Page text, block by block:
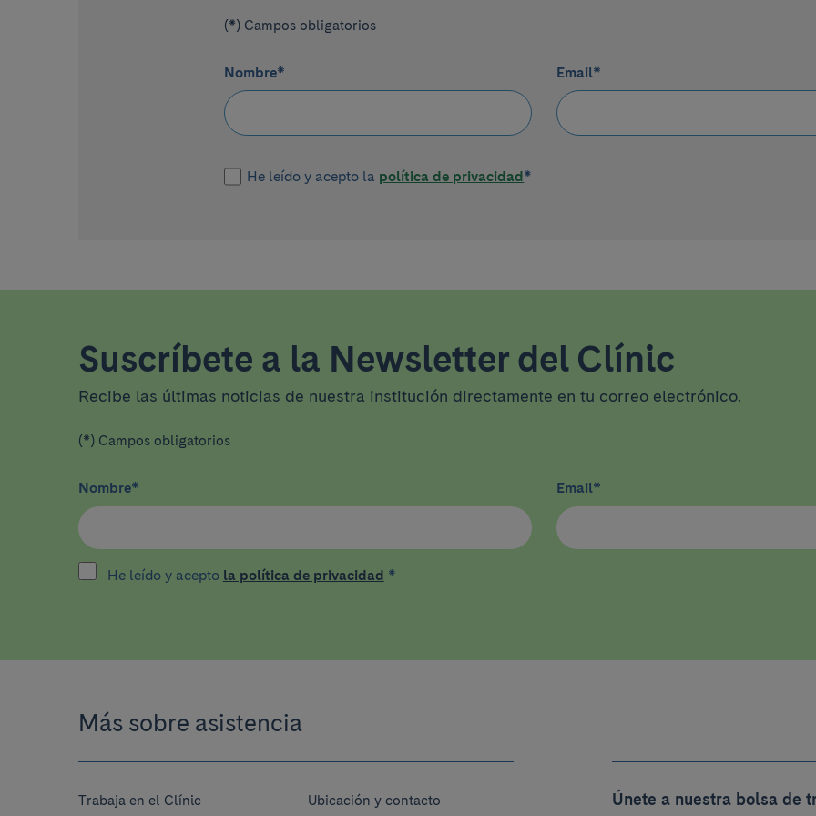
(*) Campos obligatorios
Nombre* Email*
He leído y acepto la política de privacidad*
Suscríbete a la Newsletter del Clínic
Recibe las últimas noticias de nuestra institución directamente en tu correo electrónico.
(*) Campos obligatorios
Nombre* Email*
He leído y acepto la política de privacidad *
Más sobre asistencia
Trabaja en el Clínic Ubicación y contacto Únete a nuestra bolsa de